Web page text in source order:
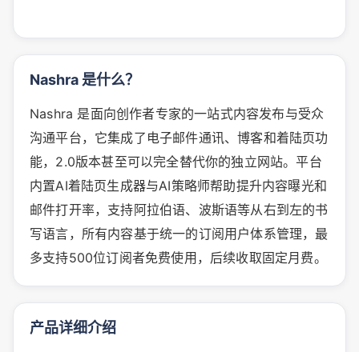
Nashra 是什么？
Nashra 是面向创作者专家的一站式内容发布与受众
沟通平台，它集成了电子邮件通讯、博客和着陆页功
能，2.0版本甚至可以完全替代你的独立网站。平台
内置AI着陆页生成器与AI策略师帮助提升内容曝光和
邮件打开率，支持阿拉伯语、波斯语等从右到左的书
写语言，所有内容基于统一的订阅用户体系管理，最
多支持500位订阅者免费使用，后续收取固定月费。
产品详细介绍